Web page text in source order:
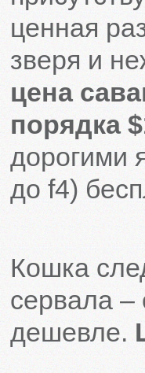
ценная
зверя и
цена
порядка
дорогими
до f4)
Кошка
сервала –
дешевле.